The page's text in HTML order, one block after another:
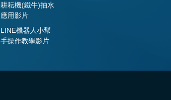
耕耘機(鐵牛)抽水
應用影片
LINE機器人小幫
手操作教學影片